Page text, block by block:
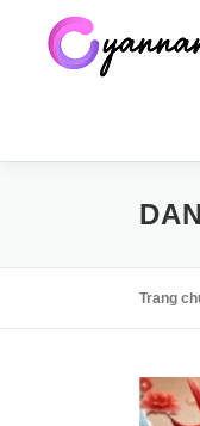
Trang